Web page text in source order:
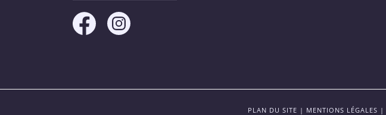
PLAN DU SITE | MENTIONS LÉGALES |